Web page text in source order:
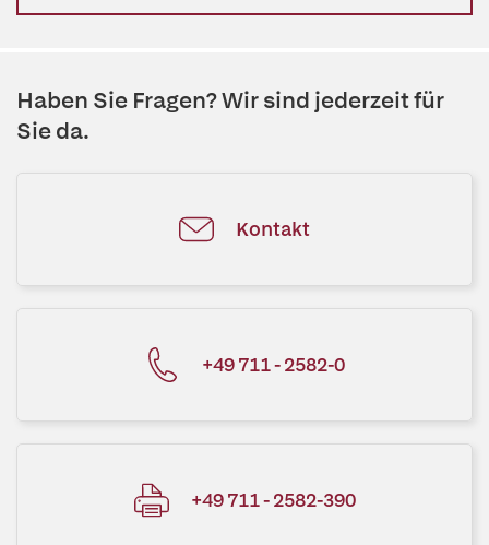
Haben Sie Fragen? Wir sind jederzeit für
Sie da.
Kontakt
+49 711 - 2582-0
+49 711 - 2582-390